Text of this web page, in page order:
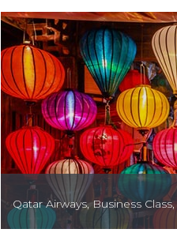
Qatar Airways,Business Class,